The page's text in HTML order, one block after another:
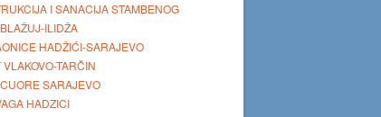
I SANACIJA STAMBENOG
ILIDŽA
HADŽIĆI-SARAJEVO
TARČIN
SARAJEVO
HADZICI